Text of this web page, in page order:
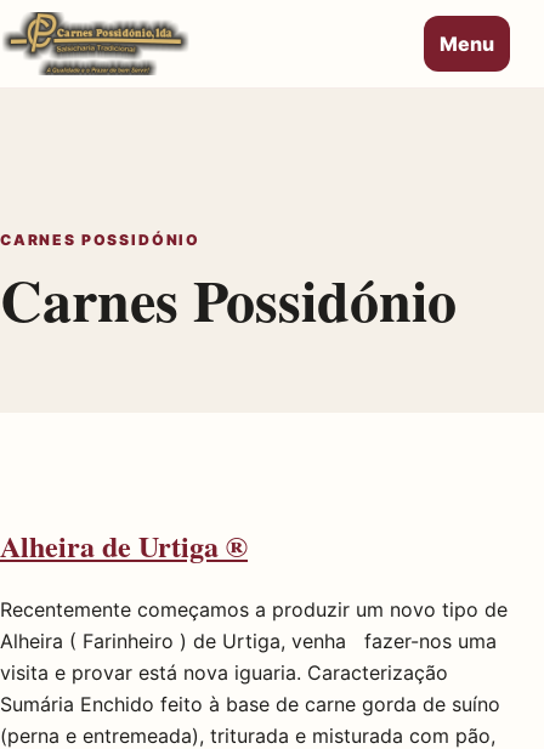
Menu
CARNES POSSIDÓNIO
Carnes Possidónio
Alheira de Urtiga ®
Recentemente começamos a produzir um novo tipo de
Alheira ( Farinheiro ) de Urtiga, venha fazer-nos uma
visita e provar está nova iguaria. Caracterização
Sumária Enchido feito à base de carne gorda de suíno
(perna e entremeada), triturada e misturada com pão,